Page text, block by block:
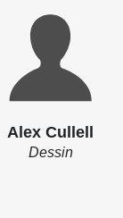
Alex Cullell
Dessin